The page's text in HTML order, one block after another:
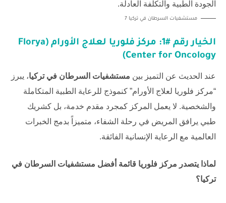
مستشفيات السرطان في تركيا 7
الخيار رقم #1: مركز فلوريا لعلاج الأورام (Florya
Center for Oncology)
عند الحديث عن التميز بين مستشفيات السرطان في تركيا، يبرز
“مركز فلوريا لعلاج الأورام” كنموذج للرعاية الطبية المتكاملة
والشخصية. لا يعمل المركز كمجرد مقدم خدمة، بل كشريك
طبي يرافق المريض في رحلة الشفاء، متميزاً بدمج الخبرات
العالمية مع الرعاية الإنسانية الفائقة.
لماذا يتصدر مركز فلوريا قائمة أفضل مستشفيات السرطان في
تركيا؟